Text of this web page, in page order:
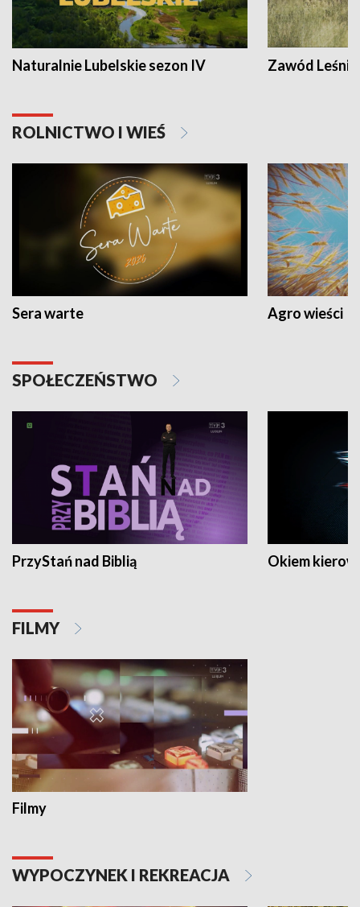
Naturalnie Lubelskie sezon IV Zawód Leśnik
ROLNICTWO I WIEŚ
Sera warte Agro wieści
SPOŁECZEŃSTWO
PrzyStań nad Biblią Okiem
FILMY
Filmy
WYPOCZYNEK I REKREACJA